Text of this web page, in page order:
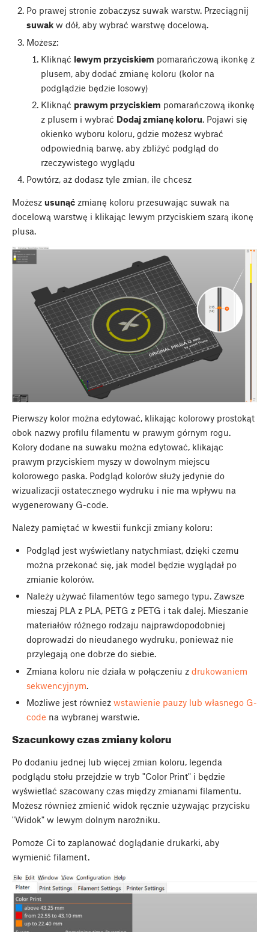
Po prawej stronie zobaczysz suwak warstw. Przeciągnij
suwakw dół, aby wybrać warstwę docelową.
Możesz:
Kliknąć lewym przyciskiem pomarańczową ikonkę z
plusem, aby dodać zmianę koloru (kolor na
podglądzie będzie losowy)
Kliknąć prawym przyciskiem pomarańczową ikonkę
z plusem i wybrać Dodaj zmianę koloru. Pojawi się
okienko wyboru koloru, gdzie możesz wybrać
odpowiednią barwę, aby zbliżyć podgląd do
rzeczywistego wyglądu
Powtórz, aż dodasz tyle zmian, ile chcesz
Możesz usunąć zmianę koloru przesuwając suwak na
docelową warstwę i klikając lewym przyciskiem szarą ikonę
plusa.
Pierwszy kolor można edytować, klikając kolorowy prostokąt
obok nazwy profilu filamentu w prawym górnym rogu.
Kolory dodane na suwaku można edytować, klikając
prawym przyciskiem myszy w dowolnym miejscu
kolorowego paska. Podgląd kolorów służy jedynie do
wizualizacji ostatecznego wydruku i nie ma wpływu na
wygenerowany G-code.
Należy pamiętać w kwestii funkcji zmiany koloru:
Podgląd jest wyświetlany natychmiast, dzięki czemu
można przekonać się, jak model będzie wyglądał po
zmianie kolorów.
Należy używać filamentów tego samego typu. Zawsze
mieszaj PLA z PLA, PETG z PETG i tak dalej. Mieszanie
materiałów różnego rodzaju najprawdopodobniej
doprowadzi do nieudanego wydruku, ponieważ nie
przylegają one dobrze do siebie.
Zmiana koloru nie działa w połączeniu z drukowaniem
sekwencyjnym
Możliwe jest również wstawienie pauzy lub własnego G-
code na wybranej warstwie.
Szacunkowy czas zmiany koloru
Po dodaniu jednej lub więcej zmian koloru, legenda
podglądu stołu przejdzie w tryb "Color Print" i będzie
wyświetlać szacowany czas między zmianami filamentu.
Możesz również zmienić widok ręcznie używając przycisku
"Widok" w lewym dolnym narożniku.
Pomoże Ci to zaplanować doglądanie drukarki, aby
wymienić filament.